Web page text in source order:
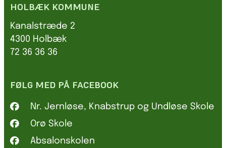
HOLBÆK KOMMUNE
Kanalstræde 2
4300 Holbæk
72 36 36 36
FØLG MED PÅ FACEBOOK
Nr. Jernløse, Knabstrup og Undløse Skole
Orø Skole
Absalonskolen